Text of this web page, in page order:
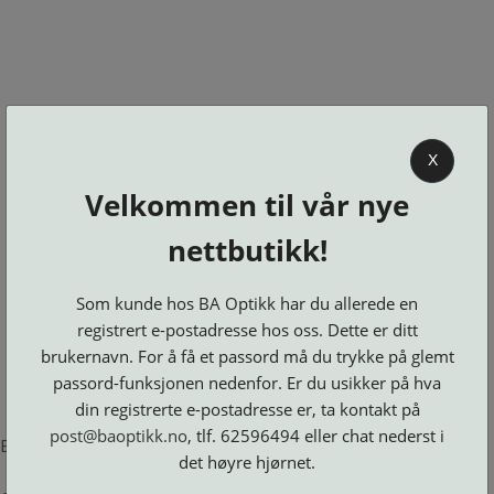
BA OPTIKK
KJØPSVILKÅR
OSS
BESTILL
DELER
LOGG INN
Brillerens
Brillesnorer
Clip-
on
Suncover
Etuier
Innfatninger
Lesebriller
Luper
og
Speil
Maskiner
Microkluter
Neseputer
Se alle kategorier
Error loading product page.
X
Velkommen til vår nye
nettbutikk!
Som kunde hos BA Optikk har du allerede en
registrert e-postadresse hos oss. Dette er ditt
brukernavn. For å få et passord må du trykke på glemt
passord-funksjonen nedenfor. Er du usikker på hva
din registrerte e-postadresse er, ta kontakt på
post@baoptikk.no, tlf. 62596494 eller chat nederst i
det høyre hjørnet.